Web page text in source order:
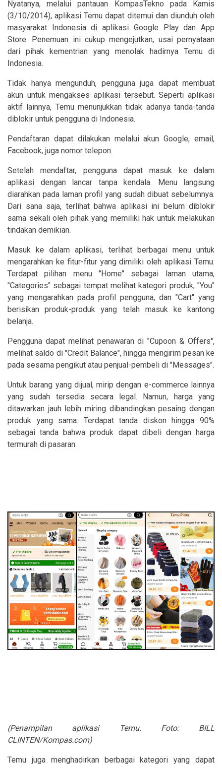
Nyatanya, melalui pantauan KompasTekno pada Kamis
(3/10/2014), aplikasi Temu dapat ditemui dan diunduh oleh
masyarakat Indonesia di aplikasi Google Play dan App
Store. Penemuan ini cukup mengejutkan, usai pernyataan
dari pihak kementrian yang menolak hadirnya Temu di
Indonesia.
Tidak hanya mengunduh, pengguna juga dapat membuat
akun untuk mengakses aplikasi tersebut. Seperti aplikasi
aktif lainnya, Temu menunjukkan tidak adanya tanda-tanda
diblokir untuk pengguna di Indonesia.
Pendaftaran dapat dilakukan melalui akun Google, email,
Facebook, juga nomor telepon.
Setelah mendaftar, pengguna dapat masuk ke dalam
aplikasi dengan lancar tanpa kendala. Menu langsung
diarahkan pada laman profil yang sudah dibuat sebelumnya.
Dari sana saja, terlihat bahwa aplikasi ini belum diblokir
sama sekali oleh pihak yang memiliki hak untuk melakukan
tindakan demikian.
Masuk ke dalam aplikasi, terlihat berbagai menu untuk
mengarahkan ke fitur-fitur yang dimiliki oleh aplikasi Temu.
Terdapat pilihan menu "Home" sebagai laman utama,
"Categories" sebagai tempat melihat kategori produk, "You"
yang mengarahkan pada profil pengguna, dan "Cart" yang
berisikan produk-produk yang telah masuk ke kantong
belanja.
Pengguna dapat melihat penawaran di "Cupoon & Offers",
melihat saldo di "Credit Balance", hingga mengirim pesan ke
pada sesama pengikut atau penjual-pembeli di "Messages".
Untuk barang yang dijual, mirip dengan e-commerce lainnya
yang sudah tersedia secara legal. Namun, harga yang
ditawarkan jauh lebih miring dibandingkan pesaing dengan
produk yang sama. Terdapat tanda diskon hingga 90%
sebagai tanda bahwa produk dapat dibeli dengan harga
termurah di pasaran.
(Penampilan aplikasi Temu. Foto: BILL
CLINTEN/Kompas.com)
Temu juga menghadirkan berbagai kategori yang dapat